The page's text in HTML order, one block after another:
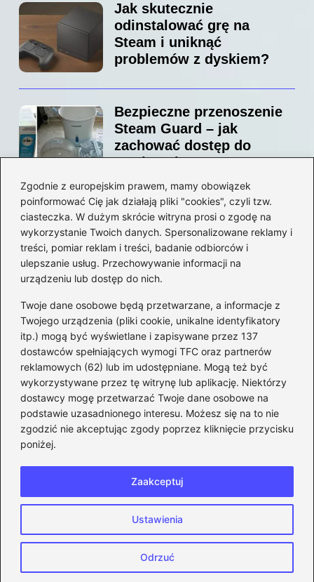
Zgodnie z europejskim prawem, mamy obowiązek
poinformować Cię jak działają pliki "cookies", czyli tzw.
ciasteczka. W dużym skrócie witryna prosi o zgodę na
wykorzystanie Twoich danych. Spersonalizowane reklamy i
treści, pomiar reklam i treści, badanie odbiorców i
ulepszanie usług. Przechowywanie informacji na
urządzeniu lub dostęp do nich.
Twoje dane osobowe będą przetwarzane, a informacje z
Twojego urządzenia (pliki cookie, unikalne identyfikatory
itp.) mogą być wyświetlane i zapisywane przez 137
dostawców spełniających wymogi TFC oraz partnerów
reklamowych (62) lub im udostępniane. Mogą też być
wykorzystywane przez tę witrynę lub aplikację. Niektórzy
dostawcy mogę przetwarzać Twoje dane osobowe na
podstawie uzasadnionego interesu. Możesz się na to nie
zgodzić nie akceptując zgody poprzez kliknięcie przycisku
poniżej.
Ustawienia
Odrzuć
Zaakceptuj
Jak skutecznie
odinstalować grę na
Steam i uniknąć
problemów z dyskiem?
Bezpieczne przenoszenie
Steam Guard – jak
zachować dostęp do
swojego konta?
Jak bez stresu zmienić
adres email na Steam –
prosty przewodnik krok po
kroku
Kategorie
CS:GO(26)
FIFA(90)
Forza Horizon(22)
Gry(186)
Modyfikacje(42)
Spolszczenia(101)
Copyright © 2026 eFIFA.pl
Prywatność
Zasady użytkowania
Napisz do nas